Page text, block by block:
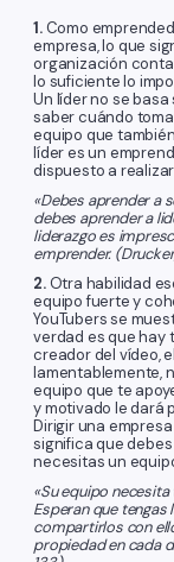
1.Como
empresa, lo que
organización
lo suficiente lo
Un líder no se
saber cuándo
equipo que
líder es un
dispuesto a
«Debes aprender a
debes aprender a
liderazgo es
emprender.
2.Otra habilidad
equipo fuerte y
YouTubers se
verdad es que hay
creador del vídeo,
lamentablemente,
equipo que te
y motivado le dará
Dirigir una
significa que
necesitas un
«Su equipo
Esperan que tengas
compartirlos con
propiedad en cada